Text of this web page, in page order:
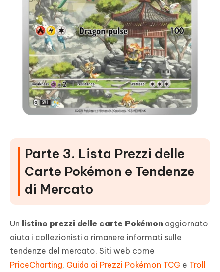
Parte 3. Lista Prezzi delle
Carte Pokémon e Tendenze
di Mercato
Un listino prezzi delle carte Pokémon aggiornato
aiuta i collezionisti a rimanere informati sulle
tendenze del mercato. Siti web come
PriceCharting, Guida ai Prezzi Pokémon TCG e Troll